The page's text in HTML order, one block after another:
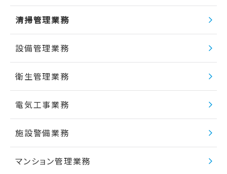
清掃管理業務
設備管理業務
衛生管理業務
電気工事業務
施設警備業務
マンション管理業務